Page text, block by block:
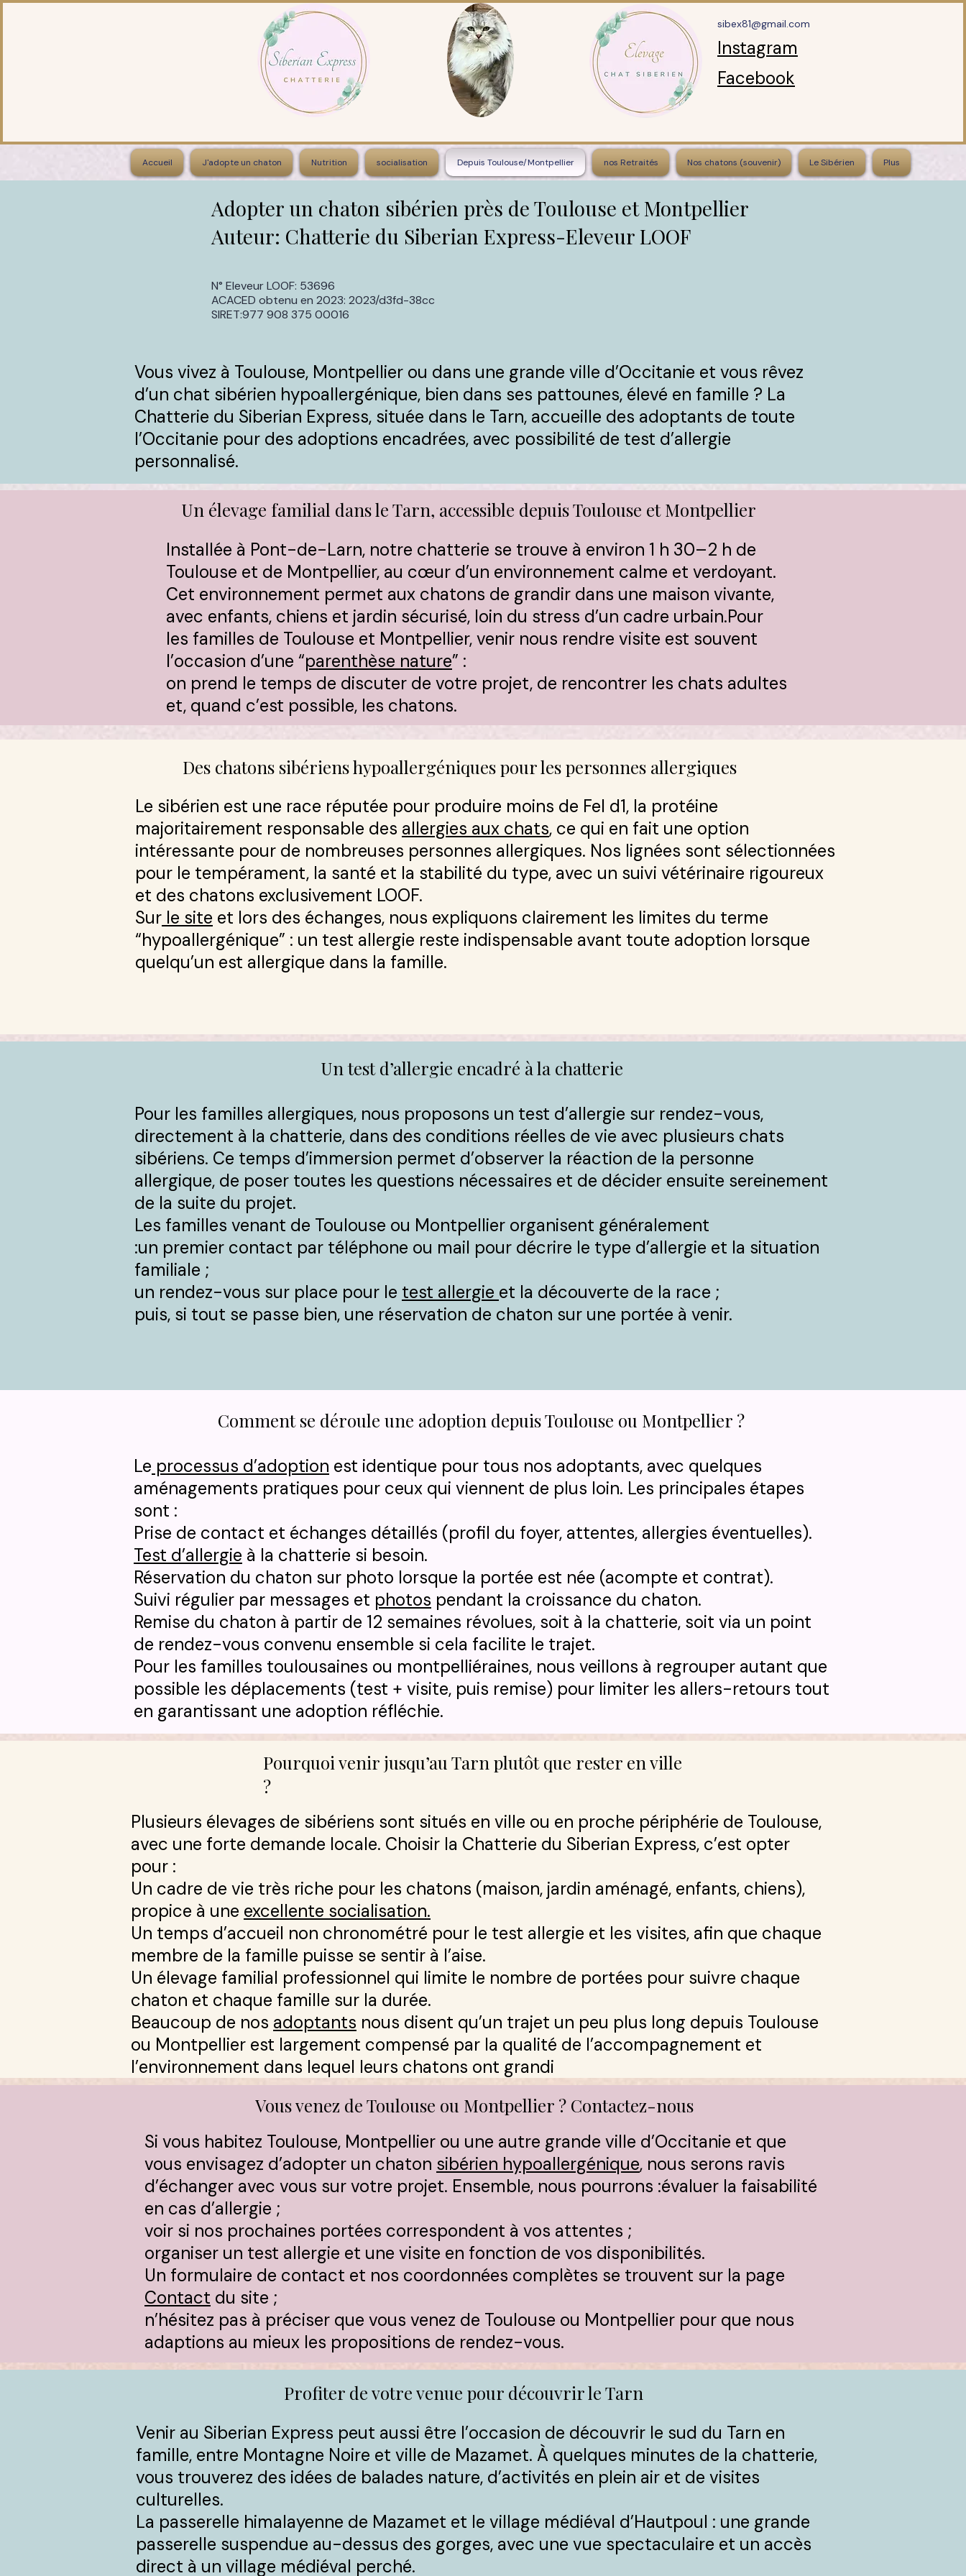
sibex81@gmail.com
Instagram
Facebook
Accueil J'adopte un chaton Nutrition socialisation Depuis Toulouse/Montpellier nos Retraités Nos chatons (souvenir) Le Sibérien Plus
Adopter un chaton sibérien près de Toulouse et Montpellier
Auteur: Chatterie du Siberian Express-Eleveur LOOF
N° Eleveur LOOF: 53696
ACACED obtenu en 2023: 2023/d3fd-38cc
SIRET:977 908 375 00016
Vous vivez à Toulouse, Montpellier ou dans une grande ville d’Occitanie et vous rêvez
d’un chat sibérien hypoallergénique, bien dans ses pattounes, élevé en famille ? La
Chatterie du Siberian Express, située dans le Tarn, accueille des adoptants de toute
l’Occitanie pour des adoptions encadrées, avec possibilité de test d’allergie
personnalisé.
Un élevage familial dans le Tarn, accessible depuis Toulouse et Montpellier
Installée à Pont-de-Larn, notre chatterie se trouve à environ 1 h 30–2 h de
Toulouse et de Montpellier, au cœur d’un environnement calme et verdoyant.
Cet environnement permet aux chatons de grandir dans une maison vivante,
avec enfants, chiens et jardin sécurisé, loin du stress d’un cadre urbain.​Pour
les familles de Toulouse et Montpellier, venir nous rendre visite est souvent
l’occasion d’une “parenthèse nature” :
on prend le temps de discuter de votre projet, de rencontrer les chats adultes
et, quand c’est possible, les chatons.
Des chatons sibériens hypoallergéniques pour les personnes allergiques
Le sibérien est une race réputée pour produire moins de Fel d1, la protéine
majoritairement responsable des allergies aux chats, ce qui en fait une option
intéressante pour de nombreuses personnes allergiques. Nos lignées sont sélectionnées
pour le tempérament, la santé et la stabilité du type, avec un suivi vétérinaire rigoureux
et des chatons exclusivement LOOF.​
Sur le site et lors des échanges, nous expliquons clairement les limites du terme
“hypoallergénique” : un test allergie reste indispensable avant toute adoption lorsque
quelqu’un est allergique dans la famille.​
Un test d’allergie encadré à la chatterie
Pour les familles allergiques, nous proposons un test d’allergie sur rendez-vous,
directement à la chatterie, dans des conditions réelles de vie avec plusieurs chats
sibériens. Ce temps d’immersion permet d’observer la réaction de la personne
allergique, de poser toutes les questions nécessaires et de décider ensuite sereinement
de la suite du projet.
​Les familles venant de Toulouse ou Montpellier organisent généralement
:un premier contact par téléphone ou mail pour décrire le type d’allergie et la situation
familiale ;
un rendez-vous sur place pour le test allergie et la découverte de la race ;
puis, si tout se passe bien, une réservation de chaton sur une portée à venir.
Comment se déroule une adoption depuis Toulouse ou Montpellier ?
Le processus d’adoption est identique pour tous nos adoptants, avec quelques
aménagements pratiques pour ceux qui viennent de plus loin. Les principales étapes
sont :​
Prise de contact et échanges détaillés (profil du foyer, attentes, allergies éventuelles).​
Test d’allergie à la chatterie si besoin.​
Réservation du chaton sur photo lorsque la portée est née (acompte et contrat).
​Suivi régulier par messages et photos pendant la croissance du chaton.
Remise du chaton à partir de 12 semaines révolues, soit à la chatterie, soit via un point
de rendez-vous convenu ensemble si cela facilite le trajet.​
Pour les familles toulousaines ou montpelliéraines, nous veillons à regrouper autant que
possible les déplacements (test + visite, puis remise) pour limiter les allers-retours tout
en garantissant une adoption réfléchie.
Pourquoi venir jusqu’au Tarn plutôt que rester en ville
?
Plusieurs élevages de sibériens sont situés en ville ou en proche périphérie de Toulouse,
avec une forte demande locale. Choisir la Chatterie du Siberian Express, c’est opter
pour :​
Un cadre de vie très riche pour les chatons (maison, jardin aménagé, enfants, chiens),
propice à une excellente socialisation.​
Un temps d’accueil non chronométré pour le test allergie et les visites, afin que chaque
membre de la famille puisse se sentir à l’aise.​
Un élevage familial professionnel qui limite le nombre de portées pour suivre chaque
chaton et chaque famille sur la durée.​
Beaucoup de nos adoptants nous disent qu’un trajet un peu plus long depuis Toulouse
ou Montpellier est largement compensé par la qualité de l’accompagnement et
l’environnement dans lequel leurs chatons ont grandi
Vous venez de Toulouse ou Montpellier ? Contactez-nous
Si vous habitez Toulouse, Montpellier ou une autre grande ville d’Occitanie et que
vous envisagez d’adopter un chaton sibérien hypoallergénique, nous serons ravis
d’échanger avec vous sur votre projet. Ensemble, nous pourrons :​évaluer la faisabilité
en cas d’allergie ;
voir si nos prochaines portées correspondent à vos attentes ;
organiser un test allergie et une visite en fonction de vos disponibilités.​
Un formulaire de contact et nos coordonnées complètes se trouvent sur la page
Contact du site ;
n’hésitez pas à préciser que vous venez de Toulouse ou Montpellier pour que nous
adaptions au mieux les propositions de rendez-vous.​
Profiter de votre venue pour découvrir le Tarn
Venir au Siberian Express peut aussi être l’occasion de découvrir le sud du Tarn en
famille, entre Montagne Noire et ville de Mazamet. À quelques minutes de la chatterie,
vous trouverez des idées de balades nature, d’activités en plein air et de visites
culturelles.​
La passerelle himalayenne de Mazamet et le village médiéval d’Hautpoul : une grande
passerelle suspendue au-dessus des gorges, avec une vue spectaculaire et un accès
direct à un village médiéval perché.​